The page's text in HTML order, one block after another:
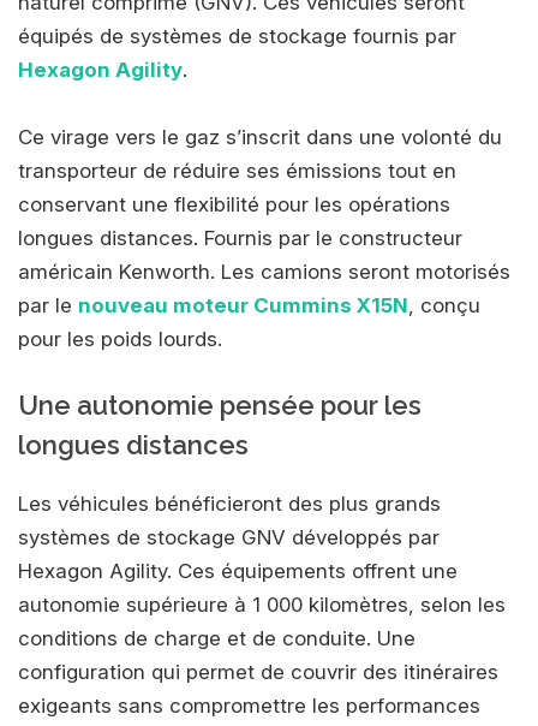
équipés de systèmes de stockage fournis par
Hexagon Agility.
Ce virage vers le gaz s’inscrit dans une volonté du
transporteur de réduire ses émissions tout en
conservant une flexibilité pour les opérations
longues distances. Fournis par le constructeur
américain Kenworth. Les camions seront motorisés
par le nouveau moteur Cummins X15N, conçu
pour les poids lourds.
Une autonomie pensée pour les
longues distances
Les véhicules bénéficieront des plus grands
systèmes de stockage GNV développés par
Hexagon Agility. Ces équipements offrent une
autonomie supérieure à 1 000 kilomètres, selon les
conditions de charge et de conduite. Une
configuration qui permet de couvrir des itinéraires
exigeants sans compromettre les performances